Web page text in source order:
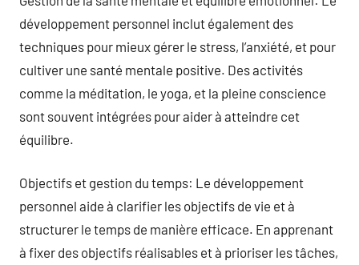
développement personnel inclut également des
techniques pour mieux gérer le stress, l’anxiété, et pour
cultiver une santé mentale positive. Des activités
comme la méditation, le yoga, et la pleine conscience
sont souvent intégrées pour aider à atteindre cet
équilibre.
Objectifs et gestion du temps: Le développement
personnel aide à clarifier les objectifs de vie et à
structurer le temps de manière efficace. En apprenant
à fixer des objectifs réalisables et à prioriser les tâches,